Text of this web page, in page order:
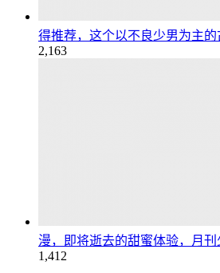
得推荐，这个以不良少男为主
2,163
漫，即将逝去的甜蜜体验，月
1,412